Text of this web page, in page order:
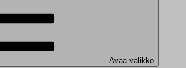
Avaa valikko